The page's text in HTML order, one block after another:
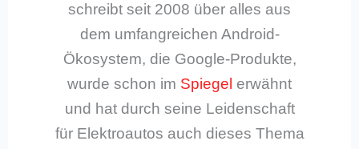
schreibt seit 2008 über alles aus
dem umfangreichen Android-
Ökosystem, die Google-Produkte,
wurde schon im Spiegel erwähnt
und hat durch seine Leidenschaft
für Elektroautos auch dieses Thema